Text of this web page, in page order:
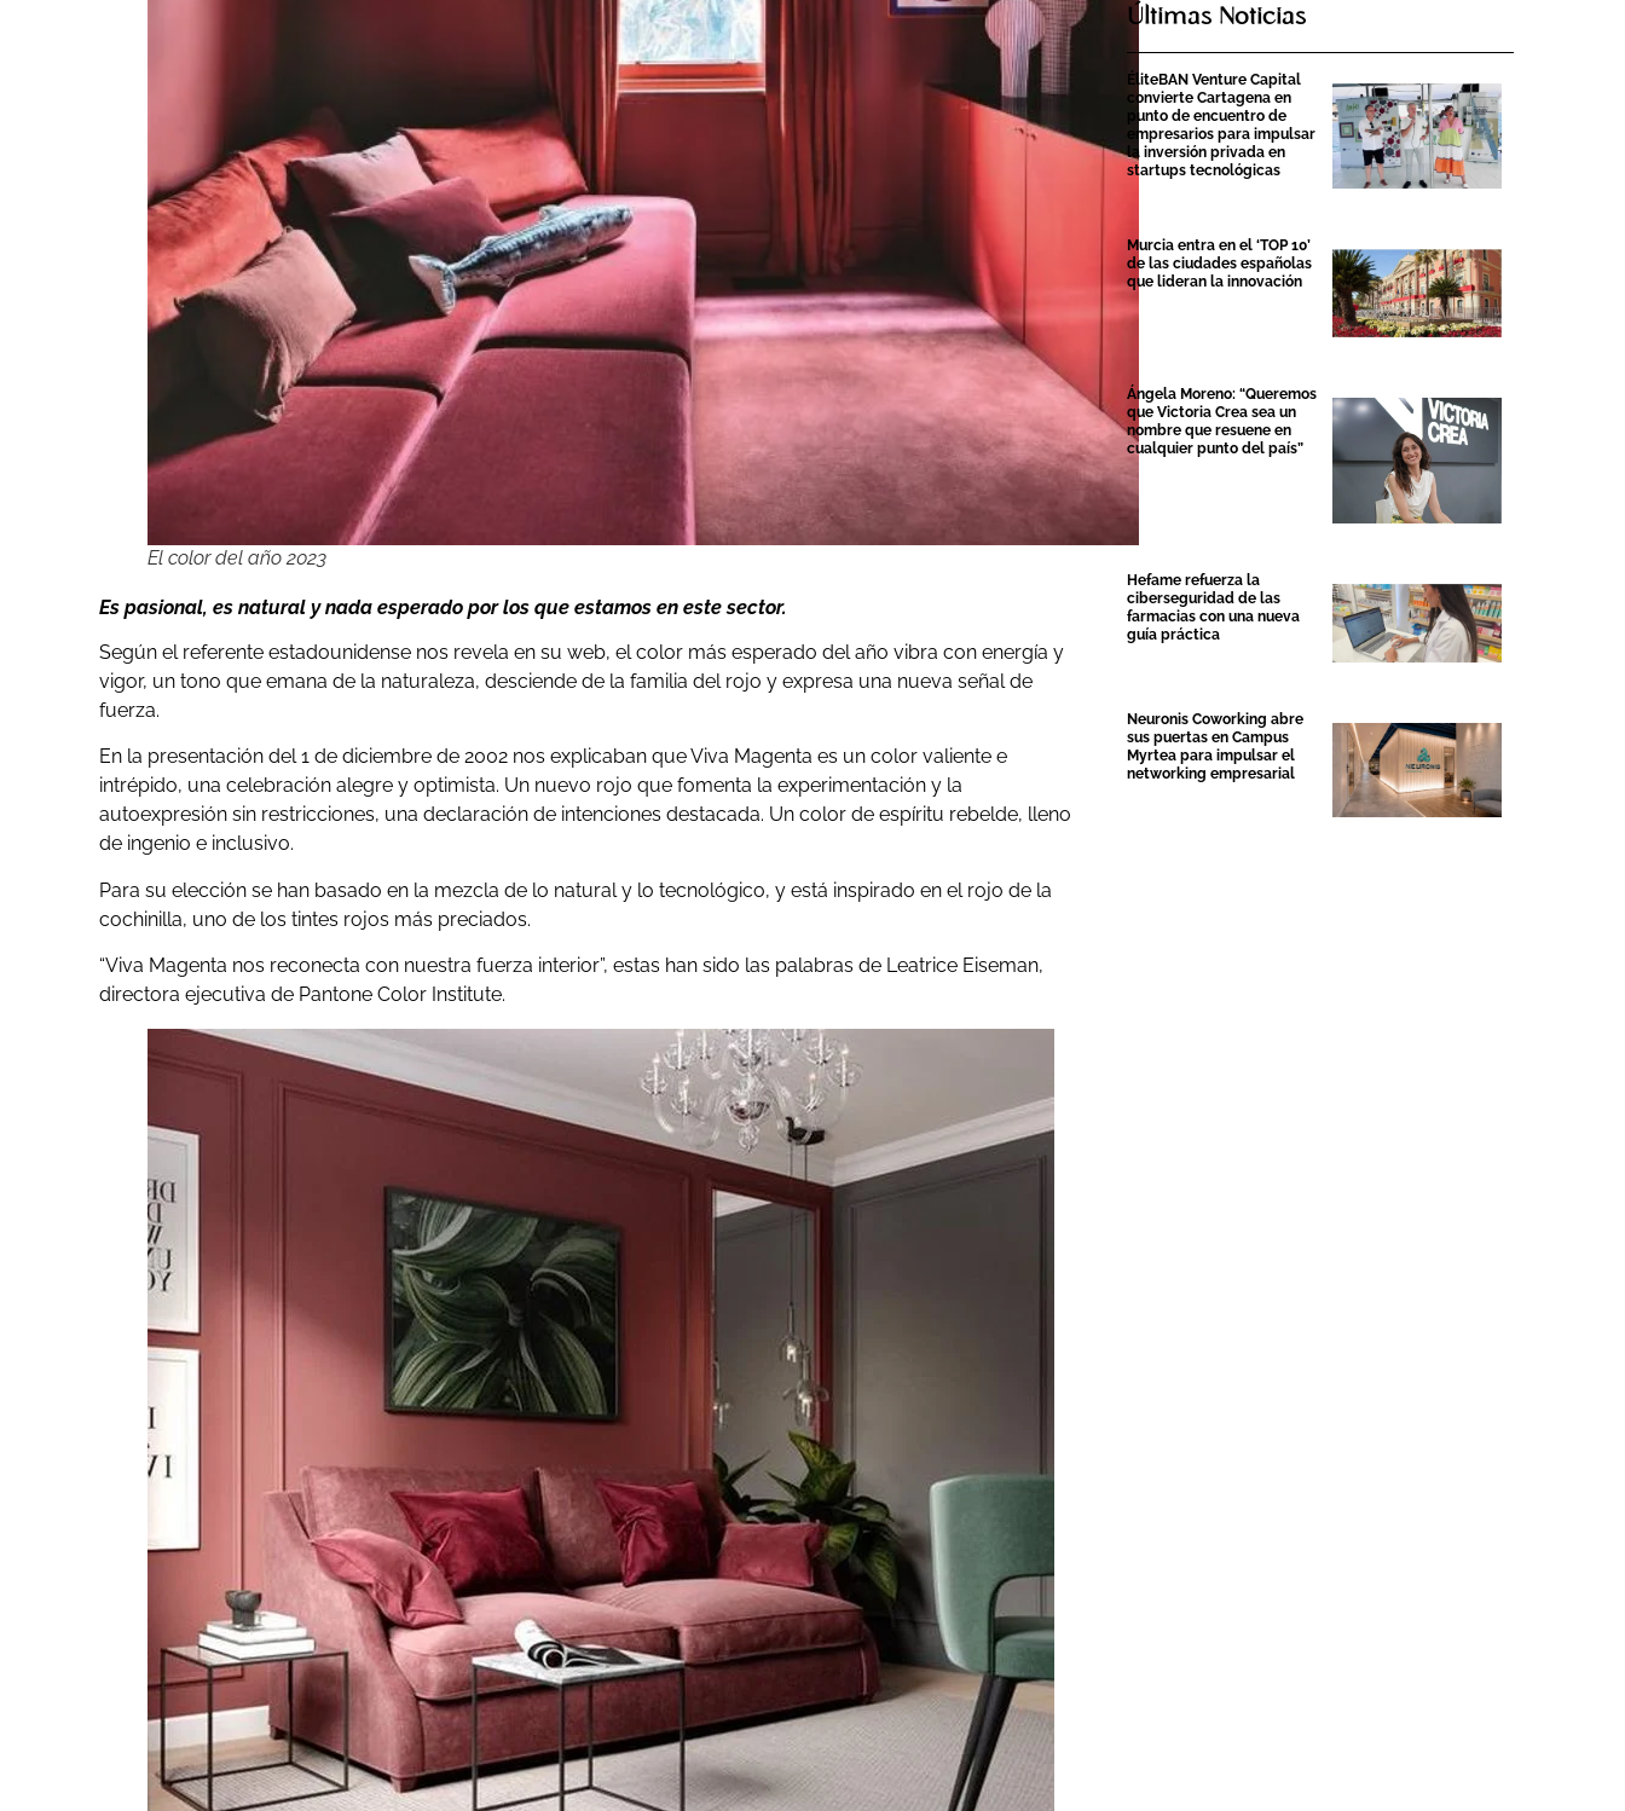
El color del año 2023
Es pasional, es natural y nada esperado por los que estamos en este sector.
Según el referente estadounidense nos revela en su web, el color más esperado del año vibra con energía y
vigor, un tono que emana de la naturaleza, desciende de la familia del rojo y expresa una nueva señal de
fuerza.
En la presentación del 1 de diciembre de 2002 nos explicaban que Viva Magenta es un color valiente e
intrépido, una celebración alegre y optimista. Un nuevo rojo que fomenta la experimentación y la
autoexpresión sin restricciones, una declaración de intenciones destacada. Un color de espíritu rebelde, lleno
de ingenio e inclusivo.
Para su elección se han basado en la mezcla de lo natural y lo tecnológico, y está inspirado en el rojo de la
cochinilla, uno de los tintes rojos más preciados.
“Viva Magenta nos reconecta con nuestra fuerza interior”, estas han sido las palabras de Leatrice Eiseman,
directora ejecutiva de Pantone Color Institute.
Últimas Noticias
ÉliteBAN Venture Capital
convierte Cartagena en
punto de encuentro de
empresarios para impulsar
la inversión privada en
startups tecnológicas
Murcia entra en el ‘TOP 10’
de las ciudades españolas
que lideran la innovación
Ángela Moreno: “Queremos
que Victoria Crea sea un
nombre que resuene en
cualquier punto del país”
Hefame refuerza la
ciberseguridad de las
farmacias con una nueva
guía práctica
Neuronis Coworking abre
sus puertas en Campus
Myrtea para impulsar el
networking empresarial